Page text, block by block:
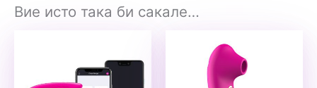
Вие исто така би сакале…